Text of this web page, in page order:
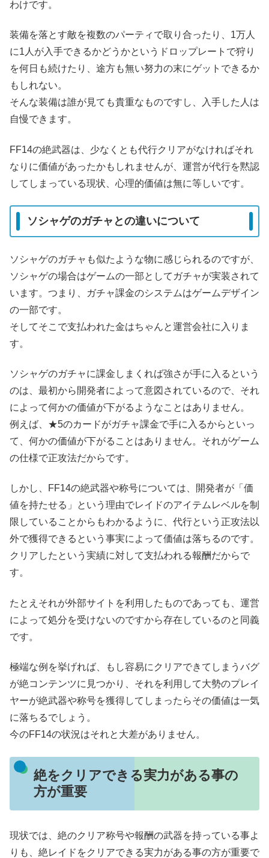
わけです。
装備を落とす敵を複数のパーティで取り合ったり、1万人
に1人が入手できるかどうかというドロップレートで狩り
を何日も続けたり、途方も無い努力の末にゲットできるか
もしれない。
そんな装備は誰が見ても貴重なものですし、入手した人は
自慢できます。
FF14の絶武器は、少なくとも代行クリアがなければそれ
なりに価値があったかもしれませんが、運営が代行を黙認
してしまっている現状、心理的価値は無に等しいです。
ソシャゲのガチャとの違いについて
ソシャゲのガチャも似たような物に感じられるのですが、
ソシャゲの場合はゲームの一部としてガチャが実装されて
います。つまり、ガチャ課金のシステムはゲームデザイン
の一部です。
そしてそこで支払われた金はちゃんと運営会社に入りま
す。
ソシャゲのガチャに課金しまくれば強さが手に入るという
のは、最初から開発者によって意図されているので、それ
によって何かの価値が下がるようなことはありません。
例えば、★5のカードがガチャ課金で手に入るからといっ
て、何かの価値が下がることはありません。それがゲーム
の仕様で正攻法だからです。
しかし、FF14の絶武器や称号については、開発者が「価
値を持たせる」という理由でレイドのアイテムレベルを制
限していることからもわかるように、代行という正攻法以
外で獲得できるという事実によって価値は落ちるのです。
クリアしたという実績に対して支払われる報酬だからで
す。
たとえそれが外部サイトを利用したものであっても、運営
によって処分を受けないのですから存在しているのと同義
です。
極端な例を挙げれば、もし容易にクリアできてしまうバグ
が絶コンテンツに見つかり、それを利用して大勢のプレイ
ヤーが絶武器や称号を獲得してしまったらその価値は一気
に落ちるでしょう。
今のFF14の状況はそれと大差がありません。
絶をクリアできる実力がある事の
方が重要
現状では、絶のクリア称号や報酬の武器を持っている事よ
りも、絶レイドをクリアできる実力がある事の方が重要で